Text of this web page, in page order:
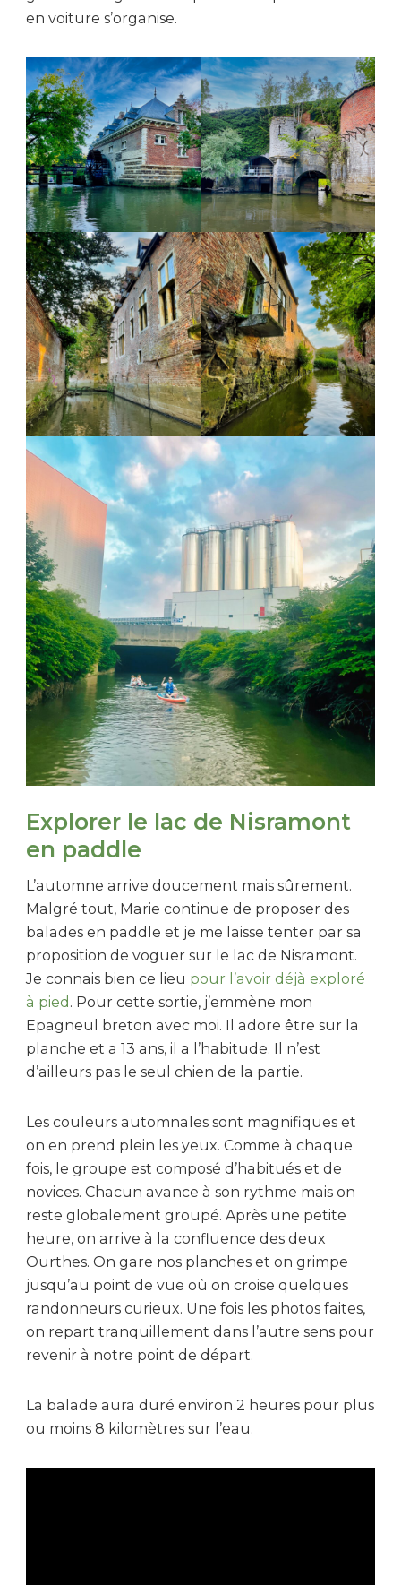
en voiture s’organise.
Explorer le lac de Nisramont
en paddle
L’automne arrive doucement mais sûrement.
Malgré tout, Marie continue de proposer des
balades en paddle et je me laisse tenter par sa
proposition de voguer sur le lac de Nisramont.
Je connais bien ce lieu pour l’avoir déjà exploré
à pied . Pour cette sortie, j’emmène mon
Epagneul breton avec moi. Il adore être sur la
planche et a 13 ans, il a l’habitude. Il n’est
d’ailleurs pas le seul chien de la partie.
Les couleurs automnales sont magnifiques et
on en prend plein les yeux. Comme à chaque
fois, le groupe est composé d’habitués et de
novices. Chacun avance à son rythme mais on
reste globalement groupé. Après une petite
heure, on arrive à la confluence des deux
Ourthes. On gare nos planches et on grimpe
jusqu’au point de vue où on croise quelques
randonneurs curieux. Une fois les photos faites,
on repart tranquillement dans l’autre sens pour
revenir à notre point de départ.
La balade aura duré environ 2 heures pour plus
ou moins 8 kilomètres sur l’eau.